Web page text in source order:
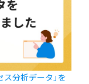
ス分析データ」を